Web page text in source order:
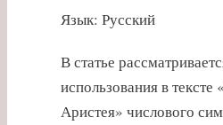
Язык: Русский
В статье
использования в
Аристея» числового